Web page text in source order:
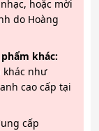
hoặc mời
do Hoàng
khác:
khác như
cao cấp tại
cấp